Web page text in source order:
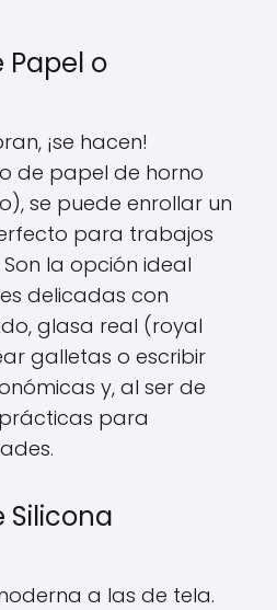
Papel o
¡se hacen!
de papel de horno
se puede enrollar un
para trabajos
la opción ideal
delicadas con
glasa real (royal
galletas o escribir
y, al ser de
para
Silicona
a las de tela.